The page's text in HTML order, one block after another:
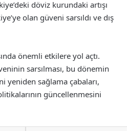
döviz kurundaki artışı
olan güveni sarsıldı ve dış
önemli etkilere yol açtı.
sarsılması, bu dönemin
yeniden sağlama çabaları,
güncellenmesini